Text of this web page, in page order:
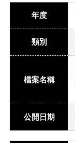
年度
類別
檔案名稱
公開日期